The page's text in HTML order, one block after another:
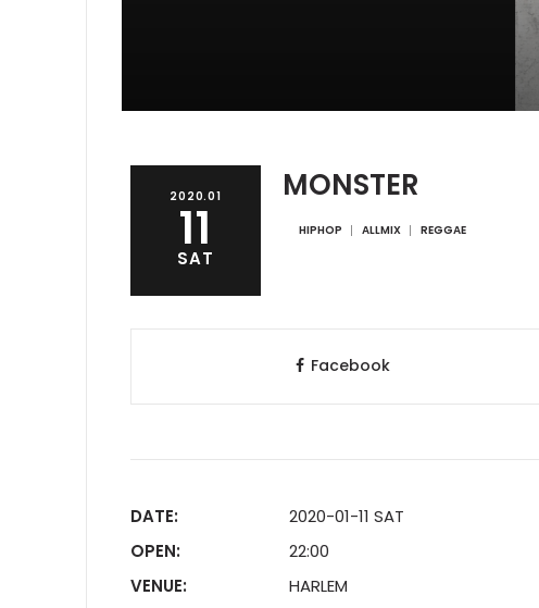
2020.01
11
SAT
MONSTER
HIPHOP ALLMIX REGGAE
Facebook
DATE:
2020-01-11 SAT
OPEN:
22:00
VENUE:
HARLEM